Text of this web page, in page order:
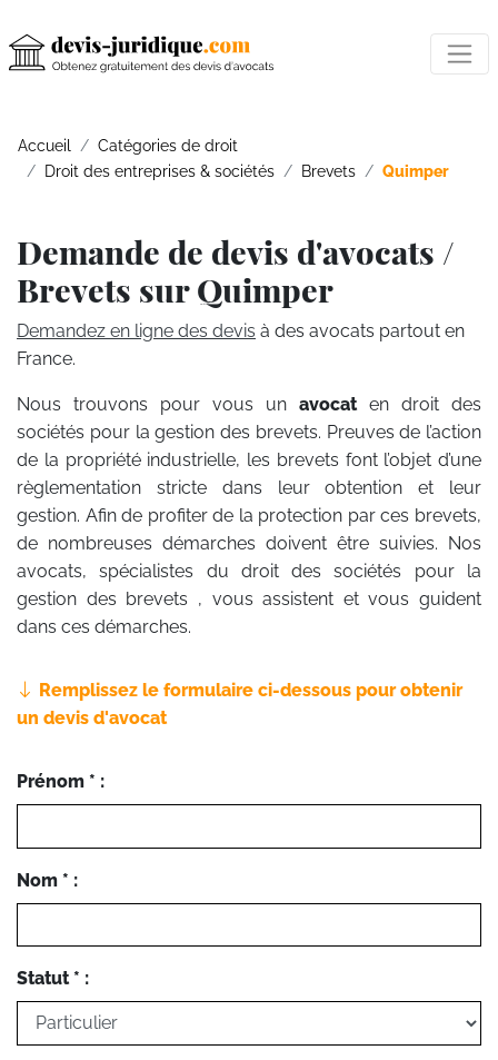
Accueil
Catégories de droit
Droit des entreprises & sociétés
Brevets Quimper
Demande de devis d'avocats /
Brevets sur Quimper
Demandez en ligne des devis à des avocats partout en
France.
Nous trouvons pour vous un avocat en droit des
sociétés pour la gestion des brevets. Preuves de l’action
de la propriété industrielle, les brevets font l’objet d’une
règlementation stricte dans leur obtention et leur
gestion. Afin de profiter de la protection par ces brevets,
de nombreuses démarches doivent être suivies. Nos
avocats, spécialistes du droit des sociétés pour la
gestion des brevets , vous assistent et vous guident
dans ces démarches.
Remplissez le formulaire ci-dessous pour obtenir
un devis d'avocat
Prénom * :
Nom * :
Statut * :